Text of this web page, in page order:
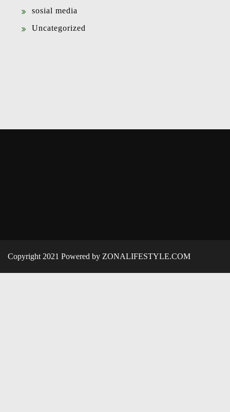
sosial media
Uncategorized
Copyright 2021 Powered by ZONALIFESTYLE.COM